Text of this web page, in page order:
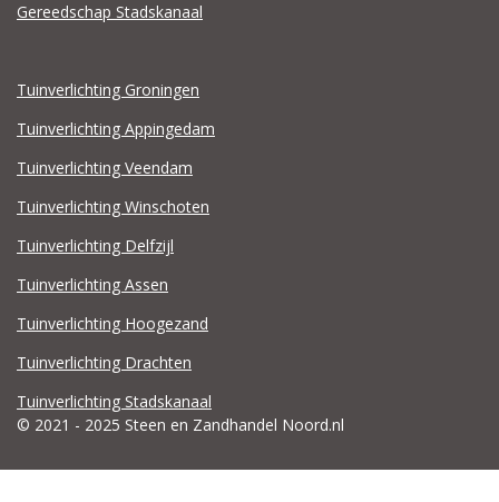
Gereedschap Stadskanaal
Tuinverlichting Groningen
Tuinverlichting Appingedam
Tuinverlichting Veendam
Tuinverlichting Winschoten
Tuinverlichting Delfzijl
Tuinverlichting Assen
Tuinverlichting Hoogezand
Tuinverlichting Drachten
Tuinverlichting Stadskanaal
© 2021 - 2025 Steen en Zandhandel Noord.nl